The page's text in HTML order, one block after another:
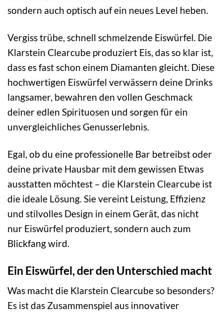
sondern auch optisch auf ein neues Level heben.
Vergiss trübe, schnell schmelzende Eiswürfel. Die
Klarstein Clearcube produziert Eis, das so klar ist,
dass es fast schon einem Diamanten gleicht. Diese
hochwertigen Eiswürfel verwässern deine Drinks
langsamer, bewahren den vollen Geschmack
deiner edlen Spirituosen und sorgen für ein
unvergleichliches Genusserlebnis.
Egal, ob du eine professionelle Bar betreibst oder
deine private Hausbar mit dem gewissen Etwas
ausstatten möchtest – die Klarstein Clearcube ist
die ideale Lösung. Sie vereint Leistung, Effizienz
und stilvolles Design in einem Gerät, das nicht
nur Eiswürfel produziert, sondern auch zum
Blickfang wird.
Ein Eiswürfel, der den Unterschied macht
Was macht die Klarstein Clearcube so besonders?
Es ist das Zusammenspiel aus innovativer